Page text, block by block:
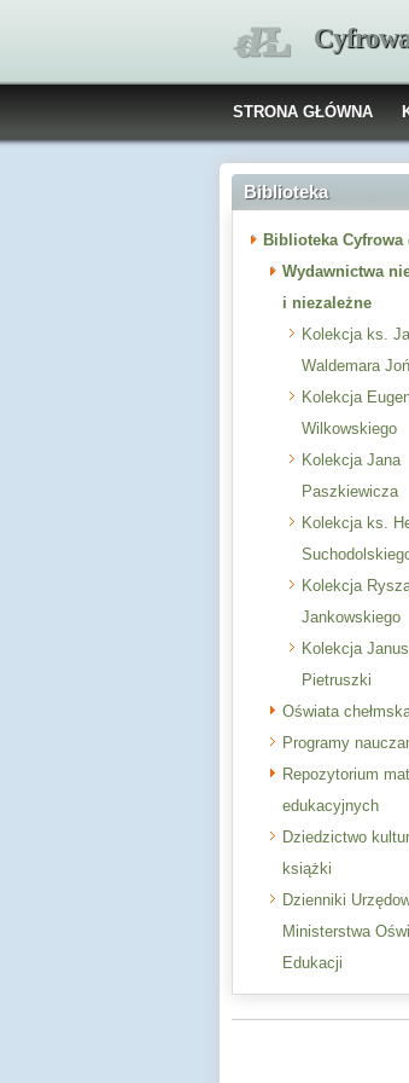
STRONA GŁÓWNA
Biblioteka
Biblioteka Cyfrowa
Wydawnictwa
i niezależne
Kolekcja ks.
Waldemara
Kolekcja
Wilkowskiego
Kolekcja Jana
Paszkiewicza
Kolekcja ks.
Kolekcja
Jankowskiego
Kolekcja
Pietruszki
Oświata
Programy
Repozytorium
edukacyjnych
Dziedzictwo
książki
Dzienniki
Ministerstwa
Edukacji